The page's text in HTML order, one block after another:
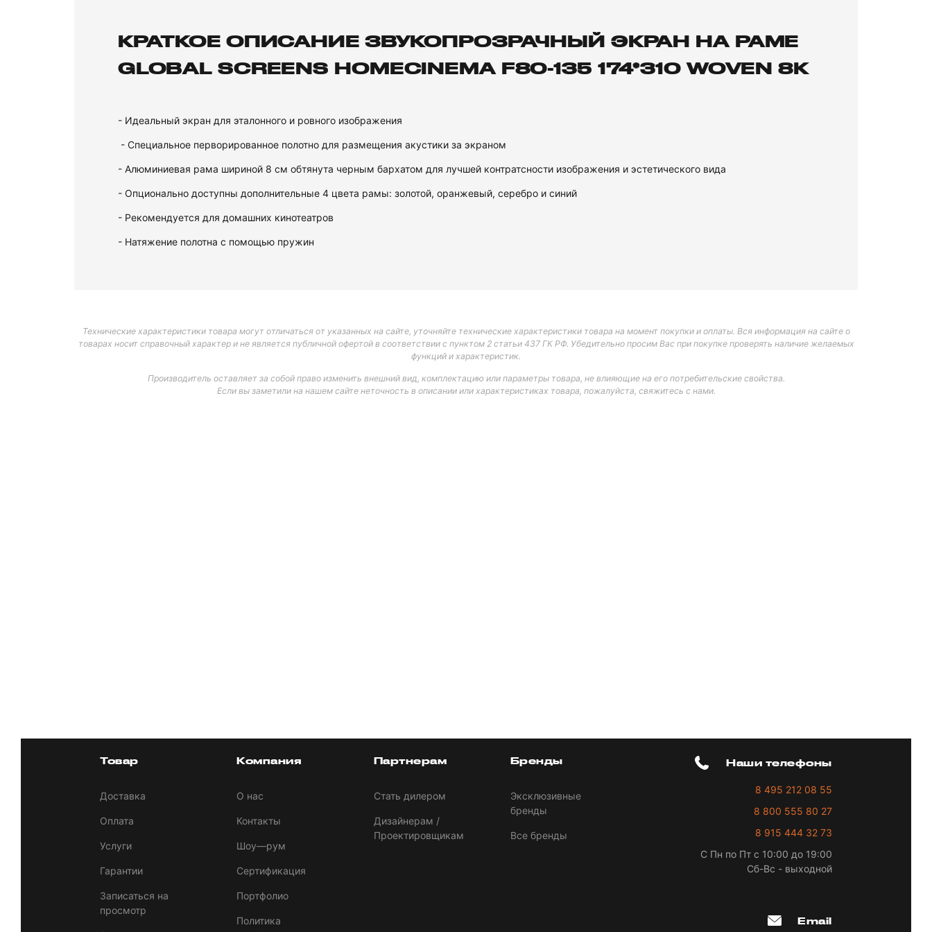
КРАТКОЕ ОПИСАНИЕ ЗВУКОПРОЗРАЧНЫЙ ЭКРАН НА РАМЕ
GLOBAL SCREENS HOMECINEMA F80-135 174*310 WOVEN 8K
- Идеальный экран для эталонного и ровного изображения
- Специальное перворированное полотно для размещения акустики за экраном
- Алюминиевая рама шириной 8 см обтянута черным бархатом для лучшей контратсности изображения и эстетического вида
- Опционально доступны дополнительные 4 цвета рамы: золотой, оранжевый, серебро и синий
- Рекомендуется для домашних кинотеатров
- Натяжение полотна с помощью пружин
Технические характеристики товара могут отличаться от указанных на сайте, уточняйте технические характеристики товара на момент покупки и оплаты. Вся информация на сайте о
товарах носит справочный характер и не является публичной офертой в соответствии с пунктом 2 статьи 437 ГК РФ. Убедительно просим Вас при покупке проверять наличие желаемых
функций и характеристик.
Производитель оставляет за собой право изменить внешний вид, комплектацию или параметры товара, не влияющие на его потребительские свойства.
Если вы заметили на нашем сайте неточность в описании или характеристиках товара, пожалуйста, свяжитесь с нами.
Товар
Доставка
Оплата
Услуги
Гарантии
Записаться на
просмотр
Компания
О нас
Контакты
Шоу—рум
Сертификация
Портфолио
Политика
Партнерам
Стать дилером
Дизайнерам /
Проектировщикам
Бренды
Эксклюзивные
бренды
Все бренды
Наши телефоны
8 495 212 08 55
8 800 555 80 27
8 915 444 32 73
С Пн по Пт с 10:00 до 19:00
Сб-Вс - выходной
Email